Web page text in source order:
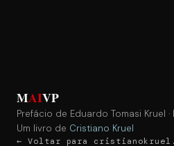
MAIVP
Prefácio de Eduardo Tomasi Kruel
Um livro de Cristiano Kruel
← Voltar para